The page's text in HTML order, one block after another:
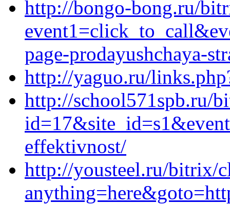
http://bongo-bong.ru/
page-prodayushchaya-
http://yaguo.ru/
http://school571spb.ru/
effektivnost/
http://yousteel.ru/bitrix/